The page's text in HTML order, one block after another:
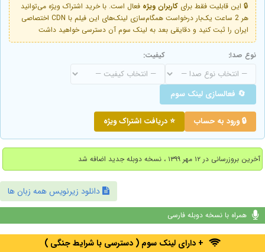
🔒 این قابلیت فقط برای کاربران ویژه فعال است. با خرید اشتراک ویژه می‌توانید
هر 2 ساعت یک‌بار درخواست همگام‌سازی لینک‌های این فیلم با CDN اختصاصی
ایران را ثبت کنید و دقایقی بعد به لینک سوم آن دسترسی خواهید داشت
نوع صدا: کیفیت:
🔄 فعالسازی لینک سوم
🔒 ورود به حساب ⭐ دریافت اشتراک ویژه
آخرین بروزرسانی در ۱۲ مهر ۱۳۹۹ ، نسخه دوبله جدید اضافه شد
دانلود زیرنویس همه زبان ها
همراه با نسخه دوبله فارسی
+ دارای لینک سوم ( دسترسی با شرایط جنگی )